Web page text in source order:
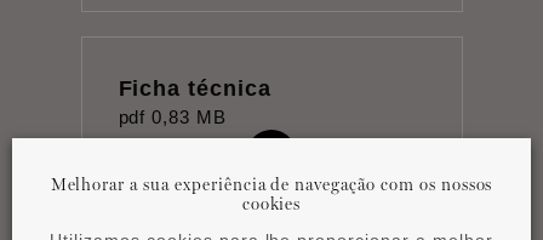
Ficha técnica
pdf 0,83 MB
Melhorar a sua experiência de navegação com os nossos
cookies